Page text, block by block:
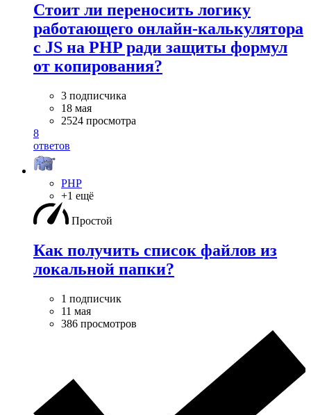
Стоит ли переносить логику
работающего онлайн-калькулятора
с JS на PHP ради защиты формул
от копирования?
3 подписчика
18 мая
2524 просмотра
8
ответов
PHP
+1 ещё
Простой
Как получить список файлов из
локальной папки?
1 подписчик
11 мая
386 просмотров